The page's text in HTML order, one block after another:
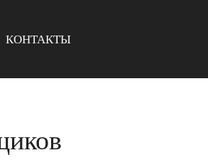
КОНТАКТЫ